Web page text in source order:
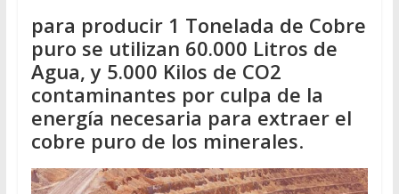
para producir 1 Tonelada de Cobre
puro se utilizan 60.000 Litros de
Agua, y 5.000 Kilos de CO2
contaminantes por culpa de la
energía necesaria para extraer el
cobre puro de los minerales.